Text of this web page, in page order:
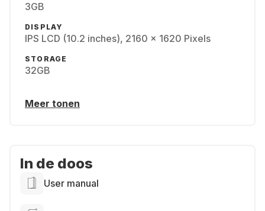
3GB
DISPLAY
IPS LCD (10.2 inches), 2160 x 1620 Pixels
STORAGE
32GB
Meer tonen
In de doos
User manual